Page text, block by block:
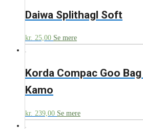
Daiwa Splithagl Soft
kr. 25,00 Se mere
Korda Compac Goo
Kamo
kr. 239,00 Se mere